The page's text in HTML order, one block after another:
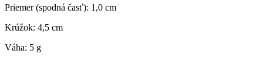
Priemer (spodná časť): 1,0 cm
Krúžok: 4,5 cm
Váha: 5 g